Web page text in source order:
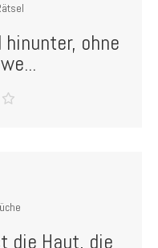
ohne
die Haut, die